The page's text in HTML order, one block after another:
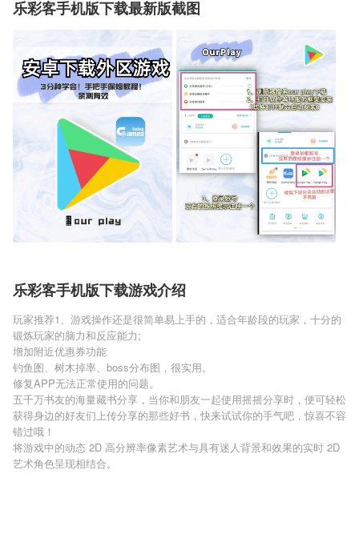
乐彩客手机版下载最新版截图
乐彩客手机版下载游戏介绍
玩家推荐1、游戏操作还是很简单易上手的，适合年龄段的玩家，十分的
锻炼玩家的脑力和反应能力;
增加附近优惠券功能
钓鱼图、树木掉率、boss分布图，很实用。
修复APP无法正常使用的问题。
五千万书友的海量藏书分享，当你和朋友一起使用摇摇分享时，便可轻松
获得身边的好友们上传分享的那些好书，快来试试你的手气吧，惊喜不容
错过哦！
将游戏中的动态 2D 高分辨率像素艺术与具有迷人背景和效果的实时 2D
艺术角色呈现相结合。